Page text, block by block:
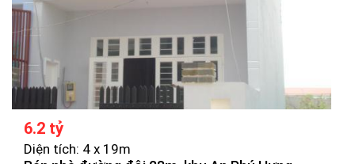
6.2 tỷ
Diện tích: 4 x 19m